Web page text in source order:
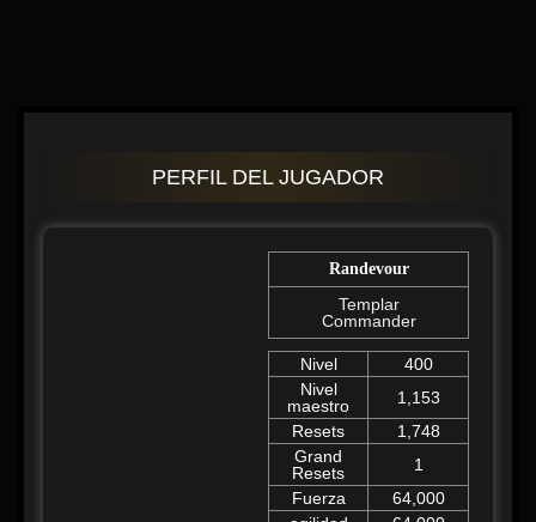
PERFIL DEL JUGADOR
Randevour
Templar
Commander
Nivel
400
Nivel
maestro
1,153
Resets
1,748
Grand
Resets
1
Fuerza
64,000